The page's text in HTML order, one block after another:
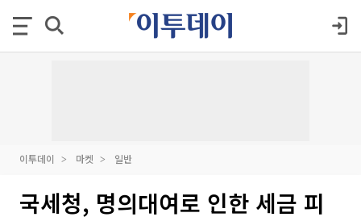
이투데이 마켓 일반
국세청, 명의대여로 인한 세금 피